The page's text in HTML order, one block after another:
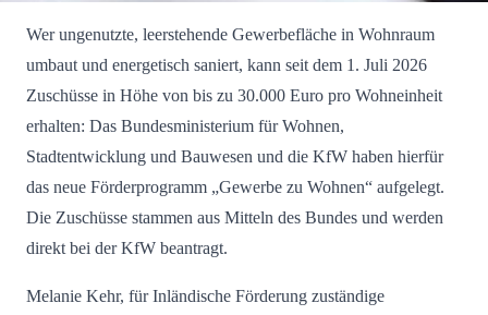
Wer ungenutzte, leerstehende Gewerbefläche in Wohnraum
umbaut und energetisch saniert, kann seit dem 1. Juli 2026
Zuschüsse in Höhe von bis zu 30.000 Euro pro Wohneinheit
erhalten: Das Bundesministerium für Wohnen,
Stadtentwicklung und Bauwesen und die KfW haben hierfür
das neue Förderprogramm „Gewerbe zu Wohnen“ aufgelegt.
Die Zuschüsse stammen aus Mitteln des Bundes und werden
direkt bei der KfW beantragt.
Melanie Kehr, für Inländische Förderung zuständige